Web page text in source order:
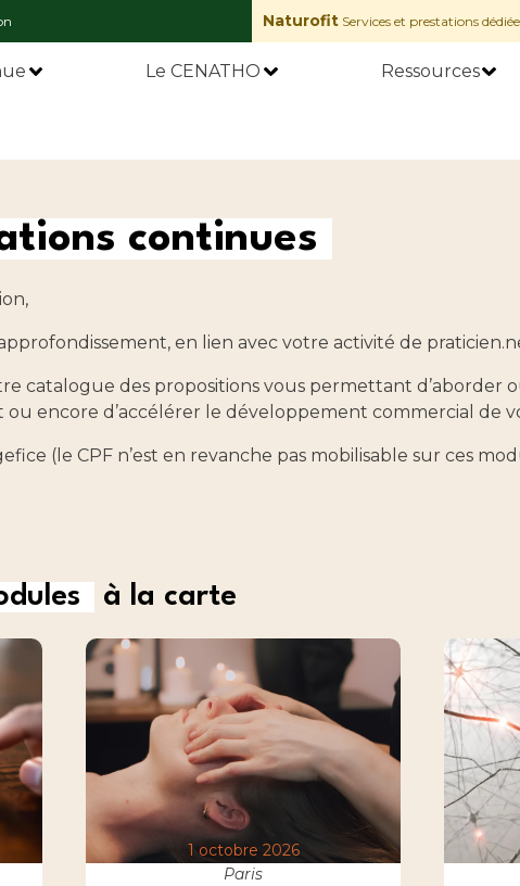
NaturofitServices et prestations
Le CENATHO Ressources
continues
en lien avec votre activité de
catalogue des propositions vous permettant d’aborder
encore d’accélérer le développement commercial de
(le CPF n’est en revanche pas mobilisable sur ces
à la carte
1 octobre 2026
Paris